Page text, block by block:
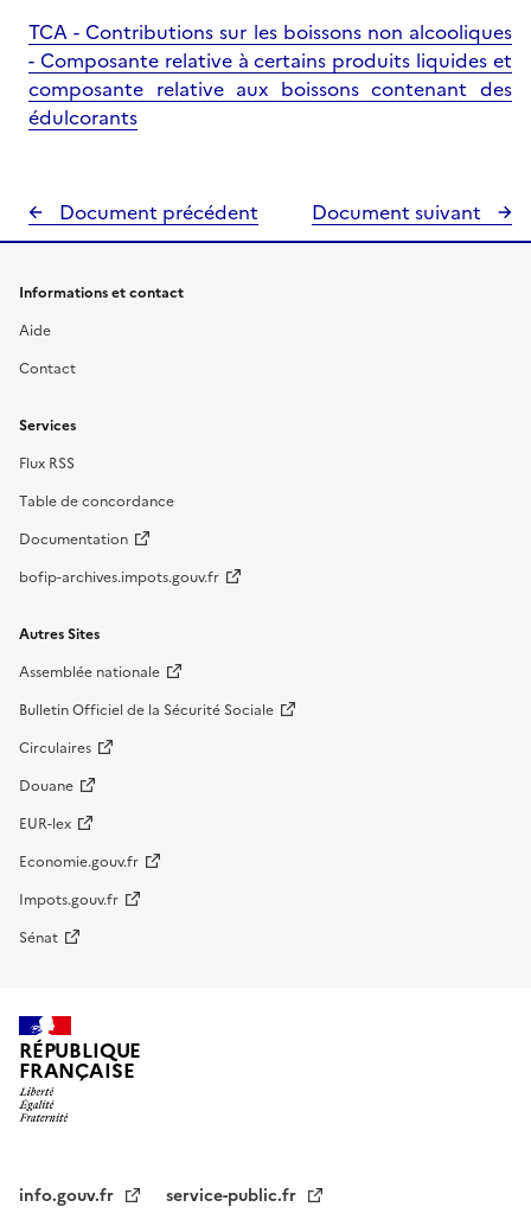
TCA - Contributions sur les boissons non alcooliques
- Composante relative à certains produits liquides et
composante relative aux boissons contenant des
édulcorants
Document précédent Document suivant
Informations et contact
Aide
Contact
Services
Flux RSS
Table de concordance
Documentation
bofip-archives.impots.gouv.fr
Autres Sites
Assemblée nationale
Bulletin Officiel de la Sécurité Sociale
Circulaires
Douane
EUR-lex
Economie.gouv.fr
Impots.gouv.fr
Sénat
RÉPUBLIQUE
FRANÇAISE
info.gouv.fr service-public.fr